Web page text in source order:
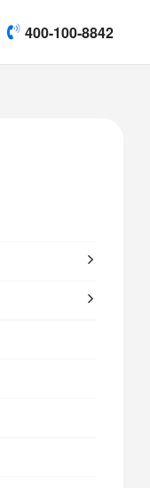
400-100-8842